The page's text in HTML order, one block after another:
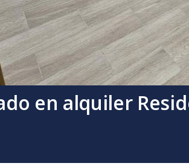
en alquiler